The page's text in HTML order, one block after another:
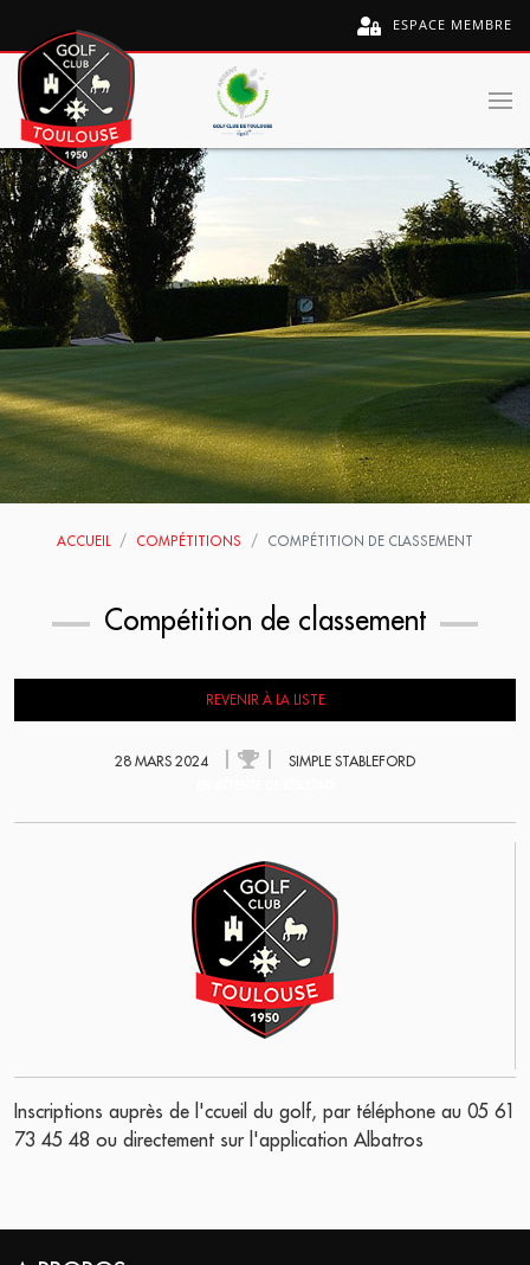
ESPACE MEMBRE
ACCUEIL COMPÉTITIONS COMPÉTITION DE CLASSEMENT
Compétition de classement
REVENIR À LA LISTE
28 MARS 2024 SIMPLE STABLEFORD
Inscriptions auprès de l'ccueil du golf, par téléphone au 05 61
73 45 48 ou directement sur l'application Albatros